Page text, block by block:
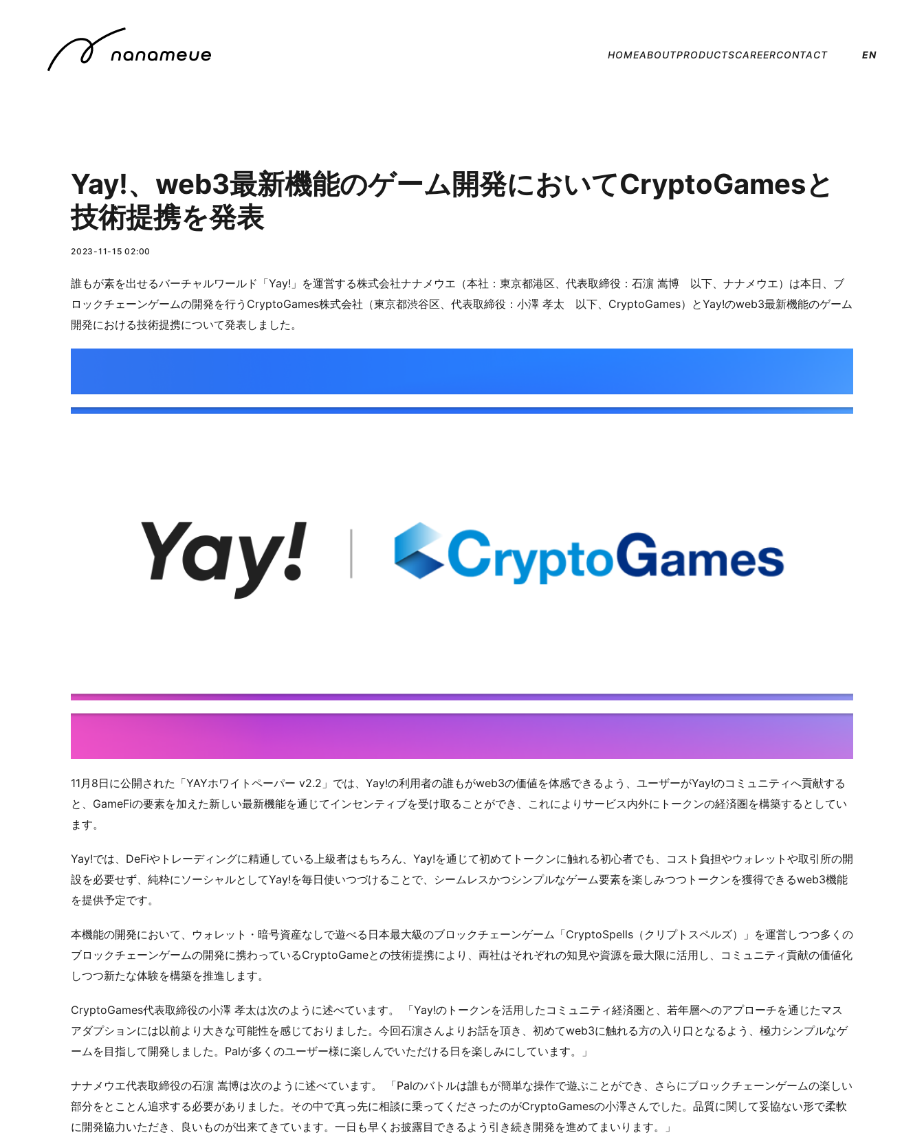
HOMEABOUTPRODUCTSCAREERCONTACT EN
Yay!、web3最新機能のゲーム開発においてCryptoGamesと
技術提携を発表
2023-11-15 02:00
誰もが素を出せるバーチャルワールド「Yay!」を運営する株式会社ナナメウエ（本社：東京都港区、代表取締役：石濵 嵩博 以下、ナナメウエ）は本日、ブ
ロックチェーンゲームの開発を行うCryptoGames株式会社（東京都渋谷区、代表取締役：小澤 孝太 以下、CryptoGames）とYay!のweb3最新機能のゲーム
開発における技術提携について発表しました。
11月8日に公開された「YAYホワイトペーパー v2.2」では、Yay!の利用者の誰もがweb3の価値を体感できるよう、ユーザーがYay!のコミュニティへ貢献する
と、GameFiの要素を加えた新しい最新機能を通じてインセンティブを受け取ることができ、これによりサービス内外にトークンの経済圏を構築するとしてい
ます。
Yay!では、DeFiやトレーディングに精通している上級者はもちろん、Yay!を通じて初めてトークンに触れる初心者でも、コスト負担やウォレットや取引所の開
設を必要せず、純粋にソーシャルとしてYay!を毎日使いつづけることで、シームレスかつシンプルなゲーム要素を楽しみつつトークンを獲得できるweb3機能
を提供予定です。
本機能の開発において、ウォレット・暗号資産なしで遊べる日本最大級のブロックチェーンゲーム「CryptoSpells（クリプトスペルズ）」を運営しつつ多くの
ブロックチェーンゲームの開発に携わっているCryptoGameとの技術提携により、両社はそれぞれの知見や資源を最大限に活用し、コミュニティ貢献の価値化
しつつ新たな体験を構築を推進します。
CryptoGames代表取締役の小澤 孝太は次のように述べています。 「Yay!のトークンを活用したコミュニティ経済圏と、若年層へのアプローチを通じたマス
アダプションには以前より大きな可能性を感じておりました。今回石濵さんよりお話を頂き、初めてweb3に触れる方の入り口となるよう、極力シンプルなゲ
ームを目指して開発しました。Palが多くのユーザー様に楽しんでいただける日を楽しみにしています。」
ナナメウエ代表取締役の石濵 嵩博は次のように述べています。 「Palのバトルは誰もが簡単な操作で遊ぶことができ、さらにブロックチェーンゲームの楽しい
部分をとことん追求する必要がありました。その中で真っ先に相談に乗ってくださったのがCryptoGamesの小澤さんでした。品質に関して妥協ない形で柔軟
に開発協力いただき、良いものが出来てきています。一日も早くお披露目できるよう引き続き開発を進めてまいります。」